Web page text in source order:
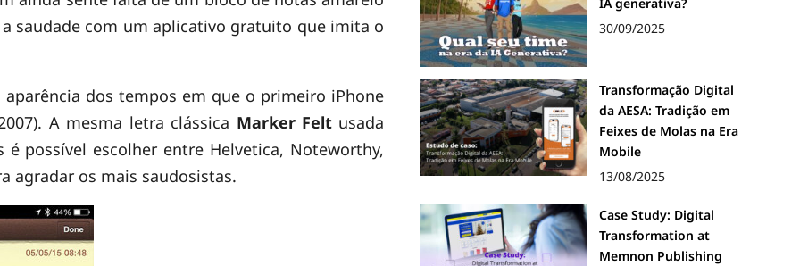
saudade com um aplicativo gratuito que imita o
aparência dos tempos em que o primeiro iPhone
A mesma letra clássica Marker Feltusada
possível escolher entre Helvetica, Noteworthy,
agradar os mais saudosistas.
30/09/2025
Transformação Digital
da AESA: Tradição em
Feixes de Molas na Era
Mobile
13/08/2025
Case Study: Digital
Transformation at
Memnon Publishing